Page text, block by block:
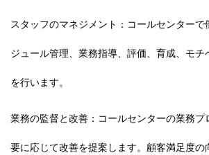
スタッフのマネジメント：コールセンターで
ジュール管理、業務指導、評価、育成、モ
を行います。
業務の監督と改善：コールセンターの業務プ
要に応じて改善を提案します。顧客満足度の